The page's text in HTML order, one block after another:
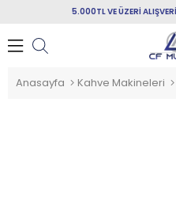
5.000TL VE ÜZERİ
Anasayfa Kahve Makineleri